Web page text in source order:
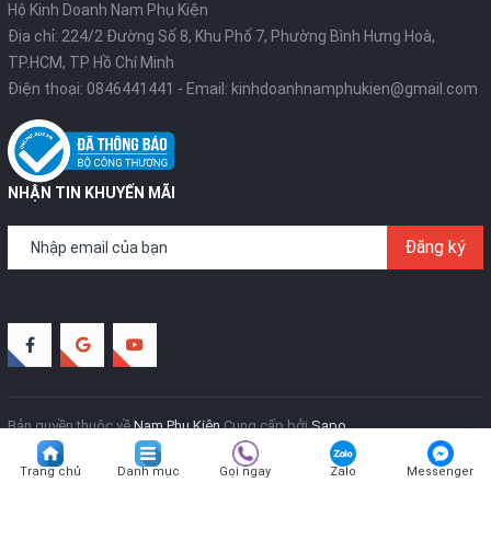
Hộ Kinh Doanh Nam Phụ Kiện
Địa chỉ: 224/2 Đường Số 8, Khu Phố 7, Phường Bình Hưng Hoà,
TP.HCM, TP Hồ Chí Minh
Điện thoại: 0846441441 - Email: kinhdoanhnamphukien@gmail.com
NHẬN TIN KHUYẾN MÃI
Đăng ký
Bản quyền thuộc vềNam Phụ Kiện Cung cấp bởiSapo
Trang chủ Danh mục Gọi ngay Zalo Messenger